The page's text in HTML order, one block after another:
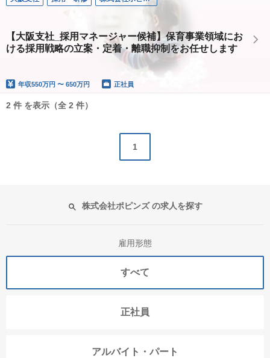
【大阪支社_採用マネージャー候補】保育事業領域にお
ける採用戦略の立案・定着・離職抑制をお任せします
年収550万円 〜 650万円 正社員
2 件 を表示（全 2 件）
1
株式会社ポピンズ の求人を探す
雇用形態
すべて
正社員
アルバイト・パート